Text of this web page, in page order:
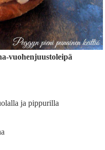
vuohenjuustoleipä
ja pippurilla